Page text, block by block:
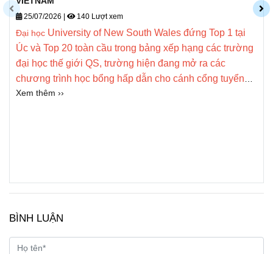
25/07/2026 | 140 Lượt xem
Đại học University of New South Wales đứng Top 1 tại
Úc và Top 20 toàn cầu trong bảng xếp hạng các trường
đại học thế giới QS, trường hiện đang mở ra các
chương trình học bổng hấp dẫn cho cánh cổng tuyển
sinh năm 2027.
Xem thêm ››
BÌNH LUẬN